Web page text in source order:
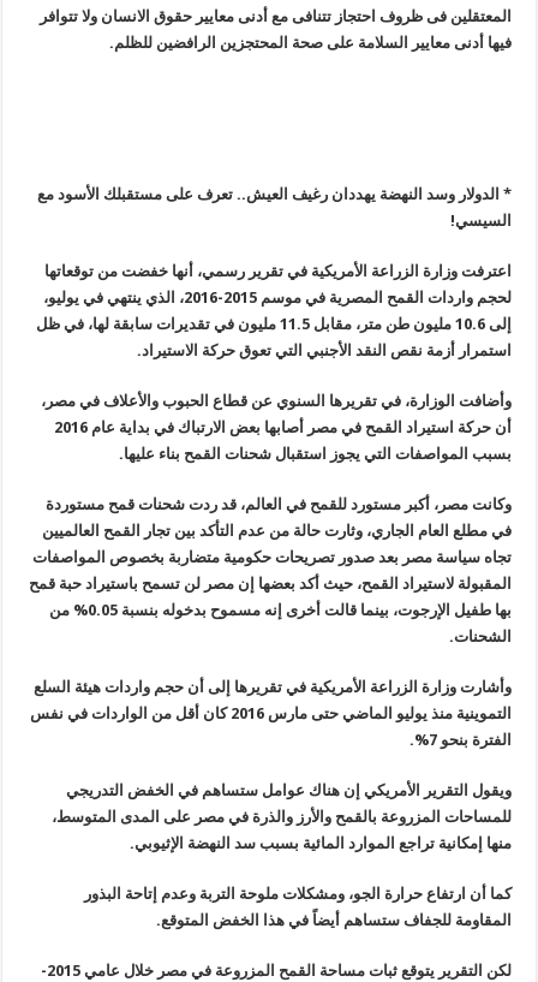
المعتقلين فى ظروف احتجاز تتنافى مع أدنى معايير حقوق الانسان ولا تتوافر
فيها أدنى معايير السلامة على صحة المحتجزين الرافضين للظلم.
* الدولار وسد النهضة يهددان رغيف العيش.. تعرف على مستقبلك الأسود مع
السيسي!
اعترفت وزارة الزراعة الأمريكية في تقرير رسمي، أنها خفضت من توقعاتها
لحجم واردات القمح المصرية في موسم 2015-2016، الذي ينتهي في يوليو،
إلى 10.6 مليون طن متر، مقابل 11.5 مليون في تقديرات سابقة لها، في ظل
استمرار أزمة نقص النقد الأجنبي التي تعوق حركة الاستيراد.
وأضافت الوزارة، في تقريرها السنوي عن قطاع الحبوب والأعلاف في مصر،
أن حركة استيراد القمح في مصر أصابها بعض الارتباك في بداية عام 2016
بسبب المواصفات التي يجوز استقبال شحنات القمح بناء عليها.
وكانت مصر، أكبر مستورد للقمح في العالم، قد ردت شحنات قمح مستوردة
في مطلع العام الجاري، وثارت حالة من عدم التأكد بين تجار القمح العالميين
تجاه سياسة مصر بعد صدور تصريحات حكومية متضاربة بخصوص المواصفات
المقبولة لاستيراد القمح، حيث أكد بعضها إن مصر لن تسمح باستيراد حبة قمح
بها طفيل الإرجوت، بينما قالت أخرى إنه مسموح بدخوله بنسبة 0.05% من
الشحنات.
وأشارت وزارة الزراعة الأمريكية في تقريرها إلى أن حجم واردات هيئة السلع
التموينية منذ يوليو الماضي حتى مارس 2016 كان أقل من الواردات في نفس
الفترة بنحو 7%.
ويقول التقرير الأمريكي إن هناك عوامل ستساهم في الخفض التدريجي
للمساحات المزروعة بالقمح والأرز والذرة في مصر على المدى المتوسط،
منها إمكانية تراجع الموارد المائية بسبب سد النهضة الإثيوبي.
كما أن ارتفاع حرارة الجو، ومشكلات ملوحة التربة وعدم إتاحة البذور
المقاومة للجفاف ستساهم أيضاً في هذا الخفض المتوقع.
لكن التقرير يتوقع ثبات مساحة القمح المزروعة في مصر خلال عامي 2015-